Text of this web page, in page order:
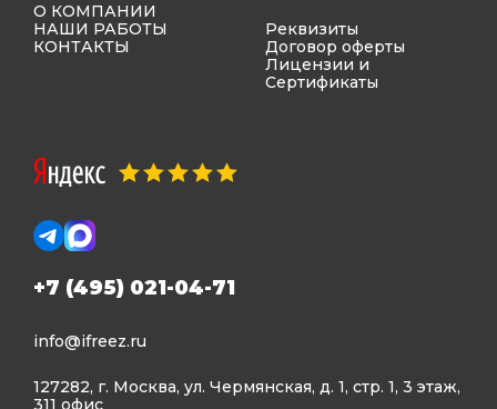
О КОМПАНИИ
НАШИ РАБОТЫ
КОНТАКТЫ
Реквизиты
Договор оферты
Лицензии и
Сертификаты
+7 (495) 021-04-71
info@ifreez.ru
127282, г. Москва, ул. Чермянская, д. 1, стр. 1, 3 этаж,
311 офис